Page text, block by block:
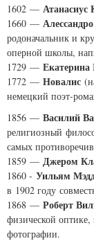
1602 — Атанасиус
1660 —
родоначальник и
оперной школы,
1729 — Екатерина
1772 — Новалис
немецкий поэт-
1856 — Василий
религиозный
самых
1859 — Джером
1860 - Уильям
в 1902 году
1868 — Роберт
физической
фотографии.